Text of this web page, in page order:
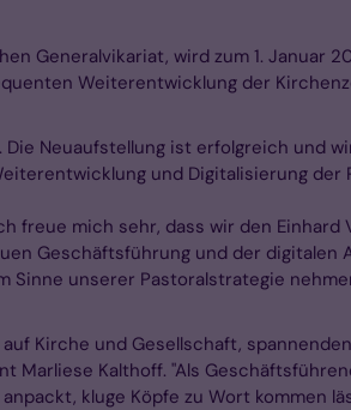
Generalvikariat, wird zum 1. Januar
Weiterentwicklung der
Neuaufstellung ist erfolgreich und
und Digitalisierung der
freue mich sehr, dass wir den Einhard
Geschäftsführung und der digitalen
Sinne unserer Pastoralstrategie
Kirche und Gesellschaft,
Kalthoff. "Als
kluge Köpfe zu Wort kommen